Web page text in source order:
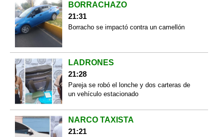
BORRACHAZO
21:31
Borracho se impactó contra un camellón
LADRONES
21:28
Pareja se robó el lonche y dos carteras de
un vehículo estacionado
NARCO TAXISTA
21:21